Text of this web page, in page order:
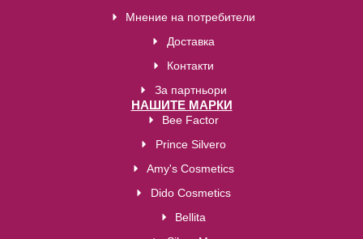
Мнение на потребители
Доставка
Контакти
За партньори
НАШИТЕ МАРКИ
Bee Factor
Prince Silvero
Amy's Cosmetics
Dido Cosmetics
Bellita